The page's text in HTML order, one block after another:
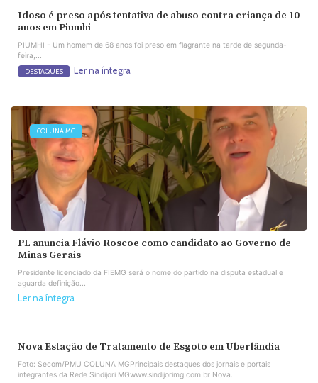
Idoso é preso após tentativa de abuso contra criança de 10
anos em Piumhi
PIUMHI - Um homem de 68 anos foi preso em flagrante na tarde de segunda-
feira,...
DESTAQUES Ler na íntegra
COLUNA MG
PL anuncia Flávio Roscoe como candidato ao Governo de
Minas Gerais
Presidente licenciado da FIEMG será o nome do partido na disputa estadual e
aguarda definição...
Ler na íntegra
Nova Estação de Tratamento de Esgoto em Uberlândia
Foto: Secom/PMU COLUNA MGPrincipais destaques dos jornais e portais
integrantes da Rede Sindijori MGwww.sindijorimg.com.br Nova...